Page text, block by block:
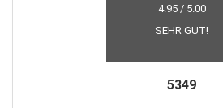
4.95 / 5.00
SEHR GUT!
5349